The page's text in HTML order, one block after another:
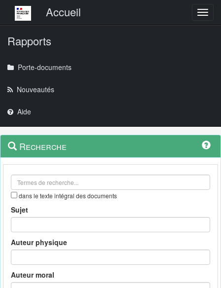
Menu principalAccueil
Rapports
Porte-documents
Nouveautés
Aide
Navigation
outils
Menu
contextuel
Recherche
dans le texte intégral des documents
Sujet
Auteur physique
Auteur moral